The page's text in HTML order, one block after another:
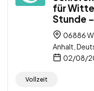
für
Stunde
06886
Anhalt,
02/08/
Vollzeit